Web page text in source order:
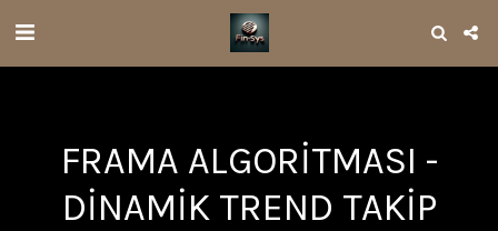
FRAMA ALGORITMASI -
DINAMIK TREND TAKIP